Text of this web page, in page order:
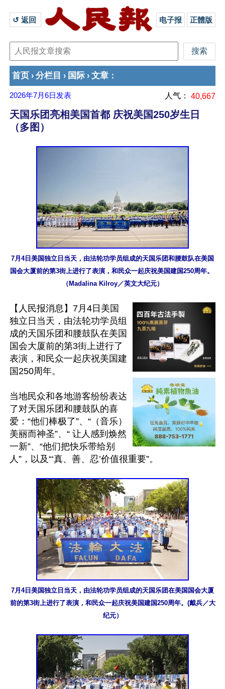
↺ 返回 电子报 正體版
首页 › 分栏目 › 国际 › 文章 ：
2026年7月6日 发表 人气： 40,667
天国乐团亮相美国首都 庆祝美国250岁生日
（多图）
7月4日美国独立日当天，由法轮功学员组成的天国乐团和腰鼓队在美国
国会大厦前的第3街上进行了表演，和民众一起庆祝美国建国250周年。
（Madalina Kilroy／英文大纪元）
【人民报消息】7月4日美国
独立日当天，由法轮功学员组
成的天国乐团和腰鼓队在美国
国会大厦前的第3街上进行了
表演，和民众一起庆祝美国建
国250周年。
当地民众和各地游客纷纷表达
了对天国乐团和腰鼓队的喜
爱：“他们棒极了”、“（音乐）
美丽而神圣”、“ 让人感到焕然
一新”、“他们把快乐带给别
人”，以及“‘真、善、忍’价值很重要”。
7月4日美国独立日当天，由法轮功学员组成的天国乐团在美国国会大厦
前的第3街上进行了表演，和民众一起庆祝美国建国250周年。(戴兵／大
纪元）